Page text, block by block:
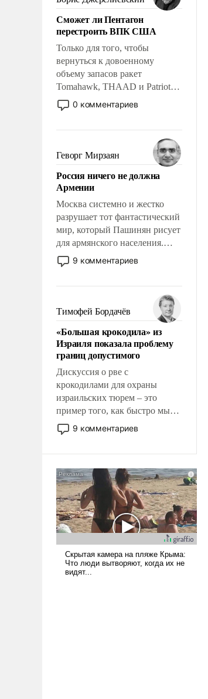
Сможет ли Пентагон
перестроить ВПК США
Только для того, чтобы
вернуться к довоенному
объему запасов ракет
Tomahawk, THAAD и Patriot
США потребуется более трех
лет. Даже небольшая война с
Сложившаяся ситуация
означает многолетний период
уязвимости США, например,
перед Китаем.
0 комментариев
Геворг Мирзаян
Россия ничего не должна
Армении
Москва системно и жестко
разрушает тот фантастический
мир, который Пашинян рисует
для армянского населения.
Мир, где этому населению все
должны просто по
политические прожекты будут
беспрекословно оплачиваться
за счет российских
налогоплательщиков и где за
свои поступки не нужно
отвечать.
9 комментариев
Тимофей Бордачёв
«Большая крокодила» из
Израиля показала проблему
границ допустимого
Дискуссия о рве с
крокодилами для охраны
израильских тюрем – это
пример того, как быстро мы
двигаемся по пути
революционных изменений.
псевдонаучной фантастики,
стало всерьез обсуждаемой
идеей.
9 комментариев